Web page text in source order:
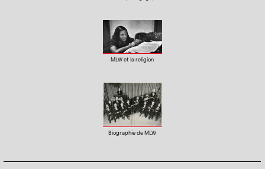
MLW et la religion
Biographie de MLW